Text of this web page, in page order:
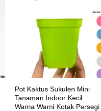
Pot Kaktus Sukulen Mini
Tanaman Indoor Kecil
Warna Warni Kotak Persegi